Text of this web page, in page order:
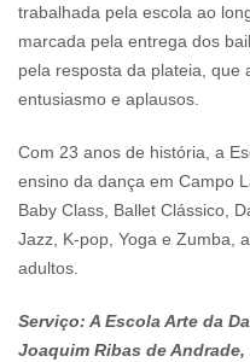
trabalhada pela escola ao
marcada pela entrega dos
pela resposta da plateia, que
entusiasmo e aplausos.
Com 23 anos de história, a
ensino da dança em Campo
Baby Class, Ballet Clássico,
Jazz, K-pop, Yoga e Zumba,
adultos.
Serviço: A Escola Arte da
Joaquim Ribas de Andrade,